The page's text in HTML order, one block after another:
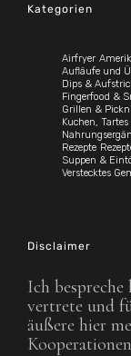
Kategorien
Airfryer
Aufläufe und
Dips &
Fingerfood &
Grillen &
Kuchen,
Rezepte
Suppen &
Verstecktes
Disclaimer
Ich
vertrete und
äußere hier